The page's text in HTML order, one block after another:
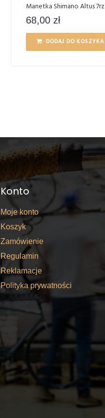
Manetka Shimano Altus 7rz
68,00 zł
DODAJ DO KOSZYKA
Konto
Moje konto
Koszyk
Zamówienie
Regulamin
Reklamacje
Polityka prywatności